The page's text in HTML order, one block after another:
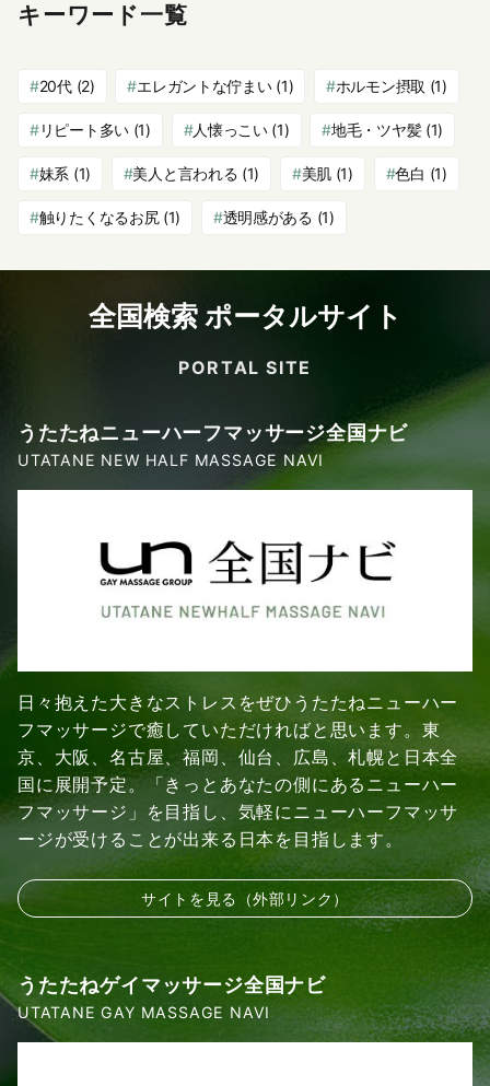
キーワード一覧
20代(2) エレガントな佇まい(1) ホルモン摂取 (1)
リピート多い(1) 人懐っこい(1) 地毛・ツヤ髪(1)
妹系 (1) 美人と言われる (1) 美肌 (1) 色白 (1)
触りたくなるお尻(1) 透明感がある (1)
全国検索 ポータルサイト
PORTAL SITE
うたたねニューハーフマッサージ全国ナビ
UTATANE NEW HALF MASSAGE NAVI
日々抱えた大きなストレスをぜひうたたねニューハー
フマッサージで癒していただければと思います。東
京、大阪、名古屋、福岡、仙台、広島、札幌と日本全
国に展開予定。「きっとあなたの側にあるニューハー
フマッサージ」を目指し、気軽にニューハーフマッサ
ージが受けることが出来る日本を目指します。
サイトを見る（外部リンク）
うたたねゲイマッサージ全国ナビ
UTATANE GAY MASSAGE NAVI